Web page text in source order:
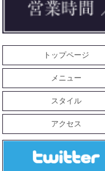
トップページ
メニュー
スタイル
アクセス